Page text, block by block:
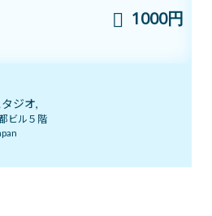
＆7チャクラ 特別トレーニング
日14日(日)「癒しマルシェ」開催しま
2026年6月13日
1000円
ジオ,
ビル５階